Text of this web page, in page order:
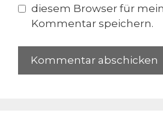
diesem Browser für
Kommentar speichern.